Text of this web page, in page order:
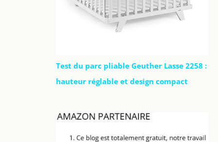
Test du parc pliable Geuther Lasse 2258 :
hauteur réglable et design compact